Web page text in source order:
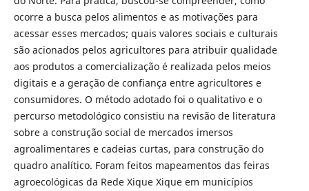
ocorre a busca pelos alimentos e as motivações para
acessar esses mercados; quais valores sociais e culturais
são acionados pelos agricultores para atribuir qualidade
aos produtos a comercialização é realizada pelos meios
digitais e a geração de confiança entre agricultores e
consumidores. O método adotado foi o qualitativo e o
percurso metodológico consistiu na revisão de literatura
sobre a construção social de mercados imersos
agroalimentares e cadeias curtas, para construção do
quadro analítico. Foram feitos mapeamentos das feiras
agroecológicas da Rede Xique Xique em municípios